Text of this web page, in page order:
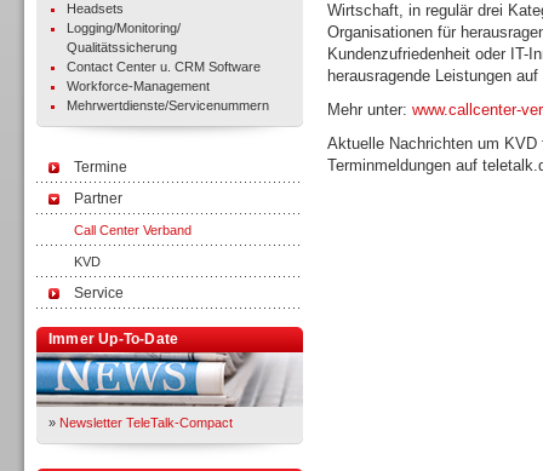
Headsets
Logging/Monitoring/
Qualitätssicherung
Contact Center u. CRM Software
Workforce-Management
Mehrwertdienste/Servicenummern
Termine
Partner
Call Center Verband
KVD
Service
Immer Up-To-Date
» Newsletter TeleTalk-Compact
Wirtschaft, in regulär drei
Organisationen für
Kundenzufriedenheit oder IT-
herausragende Leistungen
Mehr unter: www.callcenter-
Aktuelle Nachrichten um
Terminmeldungen auf